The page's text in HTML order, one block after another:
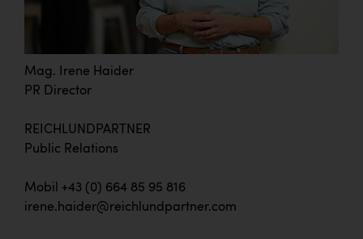
Mag. Irene Haider
PR Director
REICHLUNDPARTNER
Public Relations
Mobil +43 (0) 664 85 95 816
irene.haider@reichlundpartner.com